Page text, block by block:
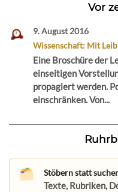
Vor
9. August 2016
Wissenschaft: Mit
Eine Broschüre der
einseitigen
propagiert werden.
einschränken. Von...
Stöbern statt
Texte, Rubriken,